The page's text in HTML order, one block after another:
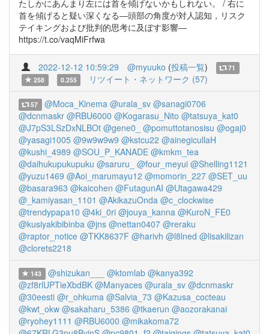
たしかにあんまり左には首を傾げないかもしれない。 / 右に
首を傾げると疑い深くなる―頭部の角度が対人認知，リスク
テイキングおよび批判的思考に及ぼす影響―
https://t.co/vaqMiFrfwa
2022-12-12 10:59:29 @myuuko (投稿一覧)
71
258
0.255 リツイート・ネットワーク (57)
57 @Moca_Kinema @urala_sv @sanagi0706
@dcnmaskr @RBU6000 @Kogarasu_Nito @tatsuya_kat0
@J7pS3LSzDxNLBOt @gene0_ @pomuttotanosisu @ogaj0
@yasagi1005 @9w9w9w9 @kstcu22 @ainegicullaH
@kushi_4989 @SOU_P_KANADE @kmkm_tea
@daihukupukupuku @saruru_ @four_meyui @Shelling1121
@yuzu1469 @Aoi_marumayu12 @momorin_227 @SET_uu
@basara963 @kaicohen @FutagunAI @Utagawa429
@_kamiyasan_1101 @AkikazuOnda @c_clockwise
@trendypapa10 @4ki_0ri @jouya_kanna @KuroN_FE0
@kusiyakibibinba @jns @nettan0407 @reraku
@raptor_notice @TKK8637F @harivh @l8lned @lisakilizan
@clorets2218
143 @shizukan___ @ktomlab @kanya392
@zf8rlUPTieXbdBK @Manyaces @urala_sv @dcnmaskr
@30eesti @r_ohkuma @Salvia_73 @Kazusa_cocteau
@kwt_okw @sakaharu_5386 @tkaerun @aozorakanai
@ryohey1111 @RBU6000 @mikakoma72